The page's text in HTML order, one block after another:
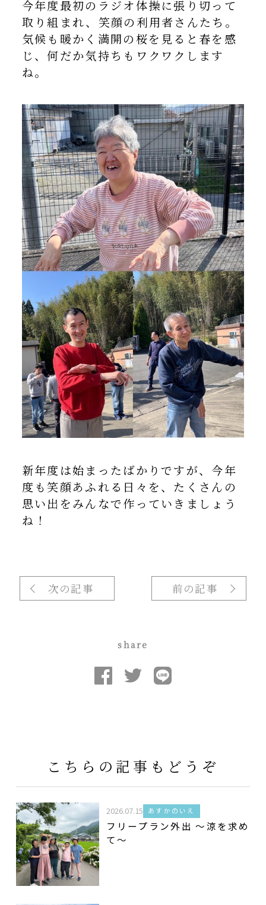
今年度最初のラジオ体操に張り切って
取り組まれ、笑顔の利用者さんたち。
気候も暖かく満開の桜を見ると春を感
じ、何だか気持ちもワクワクします
ね。
新年度は始まったばかりですが、今年
度も笑顔あふれる日々を、たくさんの
思い出をみんなで作っていきましょう
ね！
次の記事 前の記事
share
こちらの記事もどうぞ
2026.07.15 あすかのいえ
フリープラン外出 ～涼を求め
て～